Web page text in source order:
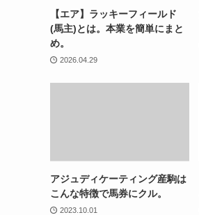
【エア】ラッキーフィールド
(馬主)とは。本業を簡単にまと
め。
2026.04.29
アジュディケーティング産駒は
こんな特徴で馬券にクル。
2023.10.01